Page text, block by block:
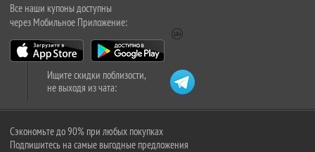
Все наши купоны доступны
через Мобильное Приложение:
Ищите скидки поблизости,
не выходя из чата:
Сэкономьте до 90% при любых покупках
Подпишитесь на самые выгодные предложения